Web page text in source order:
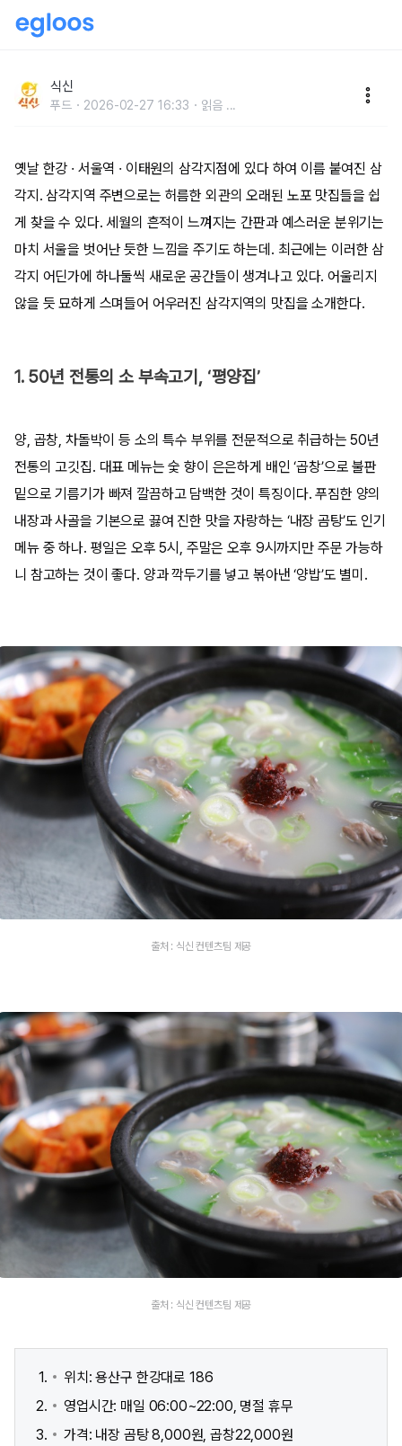
식신
푸드 2026-02-27 16:33 읽음 ...
옛날 한강 · 서울역 · 이태원의 삼각지점에 있다 하여 이름 붙여진 삼
각지. 삼각지역 주변으로는 허름한 외관의 오래된 노포 맛집들을 쉽
게 찾을 수 있다. 세월의 흔적이 느껴지는 간판과 예스러운 분위기는
마치 서울을 벗어난 듯한 느낌을 주기도 하는데. 최근에는 이러한 삼
각지 어딘가에 하나둘씩 새로운 공간들이 생겨나고 있다. 어울리지
않을 듯 묘하게 스며들어 어우러진 삼각지역의 맛집을 소개한다.
1. 50년 전통의 소 부속고기, ‘평양집’
양, 곱창, 차돌박이 등 소의 특수 부위를 전문적으로 취급하는 50년
전통의 고깃집. 대표 메뉴는 숯 향이 은은하게 배인 ‘곱창’으로 불판
밑으로 기름기가 빠져 깔끔하고 담백한 것이 특징이다. 푸짐한 양의
내장과 사골을 기본으로 끓여 진한 맛을 자랑하는 ‘내장 곰탕’도 인기
메뉴 중 하나. 평일은 오후 5시, 주말은 오후 9시까지만 주문 가능하
니 참고하는 것이 좋다. 양과 깍두기를 넣고 볶아낸 ‘양밥’도 별미.
출처 : 식신 컨텐츠팀 제공
출처 : 식신 컨텐츠팀 제공
위치: 용산구 한강대로 186
영업시간: 매일 06:00~22:00, 명절 휴무
가격: 내장 곰탕 8,000원, 곱창22,000원